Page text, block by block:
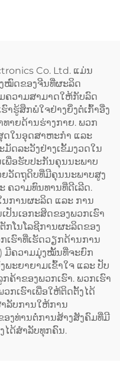
Co. Ltd. ແມ່ນ
ໝົດຂອງຈີນທີ່ຜະລິດ
ຄວາມສາມາດໃຫ້ກັບລົດ
ຮູ້ສຶກພໍໃຈຢ່າງຍິ່ງຕໍ່ເກົ້າອີ່ງ
າຍດ້ານຮ່າງກາຍ. ພວກ
ດໃນອຸດສາຫະກຳ ແລະ
ດລະວັງຢ່າງເຂັ້ມງວດໃນ
ພື່ອຮັບປະກັນຄຸນນະພາບ
ຍວັດຖຸດິບທີ່ມີຄຸນນະພາບສູງ
ຄວາມທົນທານທີ່ດີເລີດ.
ນການຜະລິດ ແລະ ການ
ປັນເອກະສິດຂອງພວກເຮົາ
ກໂນໂລຊີການຜະລິດຂອງ
ເຮົາທີ່ເຮັດວຽກດ້ານການ
ມີຄວາມມຸ່ງໝັ້ນທີ່ຈະຍົກ
ະຍາຍາມເຂົ້າໃຈ ແລະ ປັບ
ຄ້າຂອງພວກເຮົາ. ພວກເຮົາ
ກເຮົາເພື່ອໃຫ້ຕິດຕັ້ງໄດ້
ລັບການໃຫ້ການ
ງທ່ານຕໍ່ການສ້າງສັງຄົມທີ່ມີ
ໄດ້ສຳລັບທຸກຄົນ.